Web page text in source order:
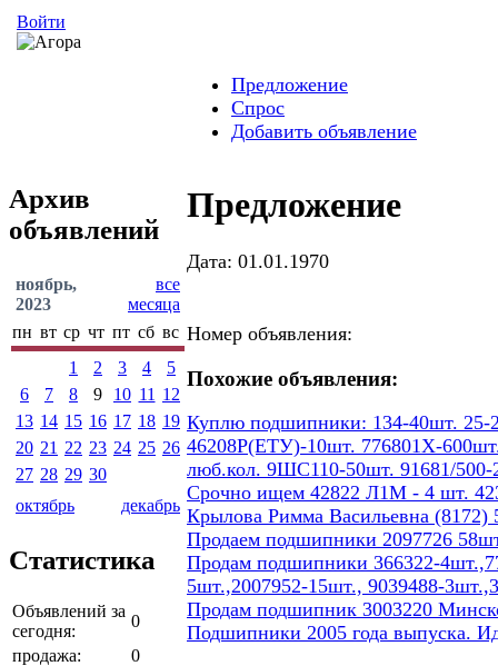
Войти
Предложение
Спрос
Добавить объявление
Архив
объявлений
ноябрь,
2023
все
месяца
пн вт ср чт пт сб вс
1
2 3 4
5
6
7 8 9 10 11 12
13 14 15 16 17 18 19
20 21 22 23 24 25 26
27 28 29 30
октябрь
декабрь
Статистика
Объявлений за
сегодня:
0
продажа:
0
Предложение
Дата: 01.01.1970
Номер объявления:
Похожие объявления:
Куплю подшипники: 134-40шт.
46208Р(ЕТУ)-10шт. 776801Х-
люб.кол. 9ШС110-50шт. 91681/500-
Срочно ищем 42822 Л1М - 4 шт.
Крылова Римма Васильевна (8172)
Продаем подшипники 2097726
Продам подшипники 366322-
5шт.,2007952-15шт., 9039488-
Продам подшипник 3003220
Подшипники 2005 года выпуска.